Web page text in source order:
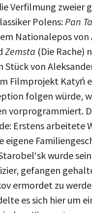
Verfilmung zweier
Polens:Pan
Nationalepos von
Zemsta (Die Rache)
Stück von
Filmprojekt Katyń
folgen würde,
vorprogrammiert.
Erstens arbeitete
eigene
wurde
gefangen
ermordet zu
es sich hier um